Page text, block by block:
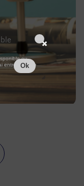
ou
entre la fin de
Ok